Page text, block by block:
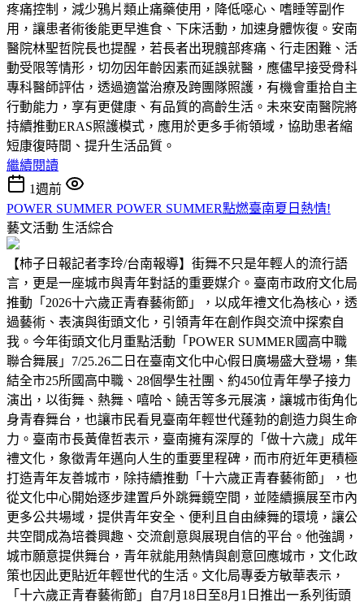
疼痛控制，減少鴉片類止痛藥使用，降低噁心、嗜睡等副作
用，讓患者術後能更早進食、下床活動，加速身體恢復。安南
醫院林聖哲院長也提醒，若長者出現髖部疼痛、行走困難、活
動受限等情形，切勿因年齡因素而延誤就醫，應儘早接受骨科
專科醫師評估，透過適當治療及跨團隊照護，有機會重拾自主
行動能力，享有更健康、有品質的高齡生活。未來安南醫院將
持續推動ERAS照護模式，應用於更多手術領域，協助患者縮
短康復時間、提升生活品質。
繼續閱讀
1週前
POWER SUMMER POWER SUMMER點燃臺南夏日熱情!
藝文活動 生活綜合
【柿子日報記者李玲/台南報導】街舞不只是年輕人的流行語
言，更是一座城市與青年對話的重要媒介。臺南市政府文化局
推動「2026十六歲正青春藝術節」，以成年禮文化為核心，透
過藝術、表演與街頭文化，引領青年在創作與交流中探索自
我。今年街頭文化月重點活動「POWER SUMMER國高中職
聯合舞展」7/25.26二日在臺南文化中心假日廣場盛大登場，集
結全市25所國高中職、28個學生社團、約450位青年學子接力
演出，以街舞、熱舞、嘻哈、饒舌等多元展演，讓城市街角化
身青春舞台，也讓市民看見臺南年輕世代蓬勃的創造力與生命
力。臺南市長黃偉哲表示，臺南擁有深厚的「做十六歲」成年
禮文化，象徵青年邁向人生的重要里程碑，而市府近年更積極
打造青年友善城市，除持續推動「十六歲正青春藝術節」，也
從文化中心開始逐步建置戶外跳舞鏡空間，並陸續擴展至市內
更多公共場域，提供青年安全、便利且自由練舞的環境，讓公
共空間成為培養興趣、交流創意與展現自信的平台。他強調，
城市願意提供舞台，青年就能用熱情與創意回應城市，文化政
策也因此更貼近年輕世代的生活。文化局專委方敏華表示，
「十六歲正青春藝術節」自7月18日至8月1日推出一系列街頭